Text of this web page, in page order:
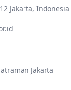
Jakarta, Indonesia
Jakarta